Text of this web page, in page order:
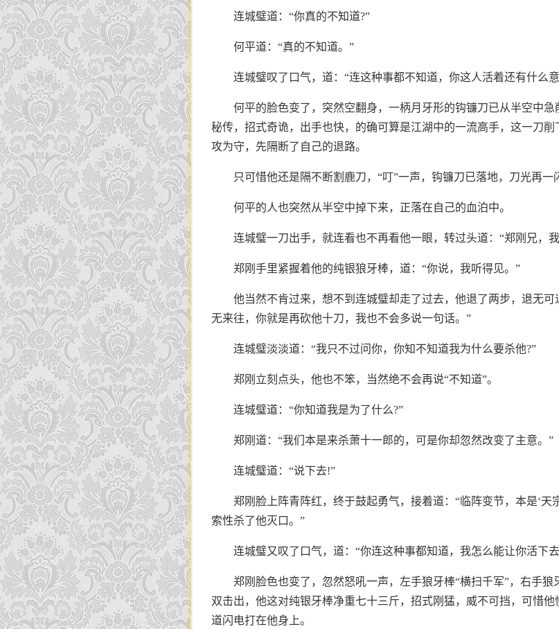
连城璧道：“你真的不知道?”
何平道：“真的不知道。”
连城璧叹了口气，道：“连这种事都不知道，你这人活着还有什么
何平的脸色变了，突然空翻身，一柄月牙形的钩镰刀已从半空中
秘传，招式奇诡，出手也快，的确可算是江湖中的一流高手，这一刀
攻为守，先隔断了自己的退路。
只可惜他还是隔不断割鹿刀，“叮”一声，钩镰刀已落地，刀光再一
何平的人也突然从半空中掉下来，正落在自己的血泊中。
连城璧一刀出手，就连看也不再看他一眼，转过头道：“郑刚兄，
郑刚手里紧握着他的纯银狼牙棒，道：“你说，我听得见。”
他当然不肯过来，想不到连城璧却走了过去，他退了两步，退无
无来往，你就是再砍他十刀，我也不会多说一句话。”
连城璧淡淡道：“我只不过问你，你知不知道我为什么要杀他?”
郑刚立刻点头，他也不笨，当然绝不会再说“不知道”。
连城璧道：“你知道我是为了什么?”
郑刚道：“我们本是来杀萧十一郎的，可是你却忽然改变了主意。”
连城璧道：“说下去!”
郑刚脸上阵青阵红，终于鼓起勇气，接着道：“临阵变节，本是‘天
索性杀了他灭口。”
连城璧又叹了口气，道：“你连这种事都知道，我怎么能让你活下
郑刚脸色也变了，忽然怒吼一声，左手狼牙棒“横扫千军”，右手狼
双击出，他这对纯银牙棒净重七十三斤，招式刚猛，威不可挡，可惜
道闪电打在他身上。